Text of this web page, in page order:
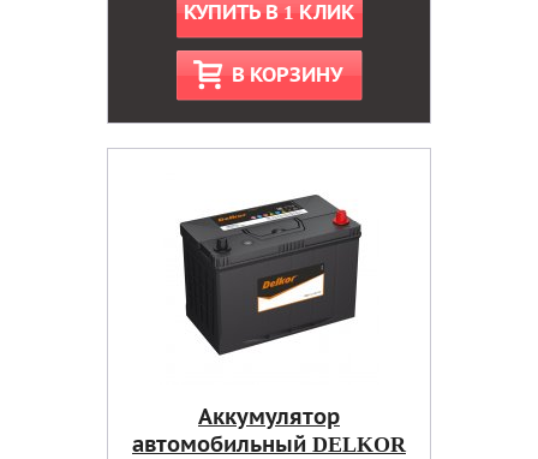
КУПИТЬ В 1 КЛИК
В КОРЗИНУ
Аккумулятор
автомобильный DELKOR